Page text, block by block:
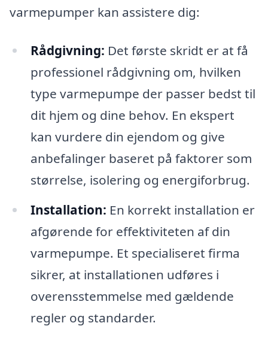
varmepumper kan assistere dig:
Rådgivning: Det første skridt er at få
professionel rådgivning om, hvilken
type varmepumpe der passer bedst til
dit hjem og dine behov. En ekspert
kan vurdere din ejendom og give
anbefalinger baseret på faktorer som
størrelse, isolering og energiforbrug.
Installation: En korrekt installation er
afgørende for effektiviteten af din
varmepumpe. Et specialiseret firma
sikrer, at installationen udføres i
overensstemmelse med gældende
regler og standarder.